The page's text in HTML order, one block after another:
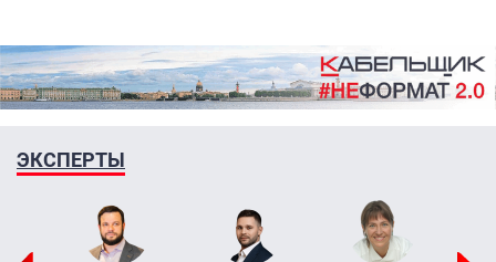
ЭКСПЕРТЫ